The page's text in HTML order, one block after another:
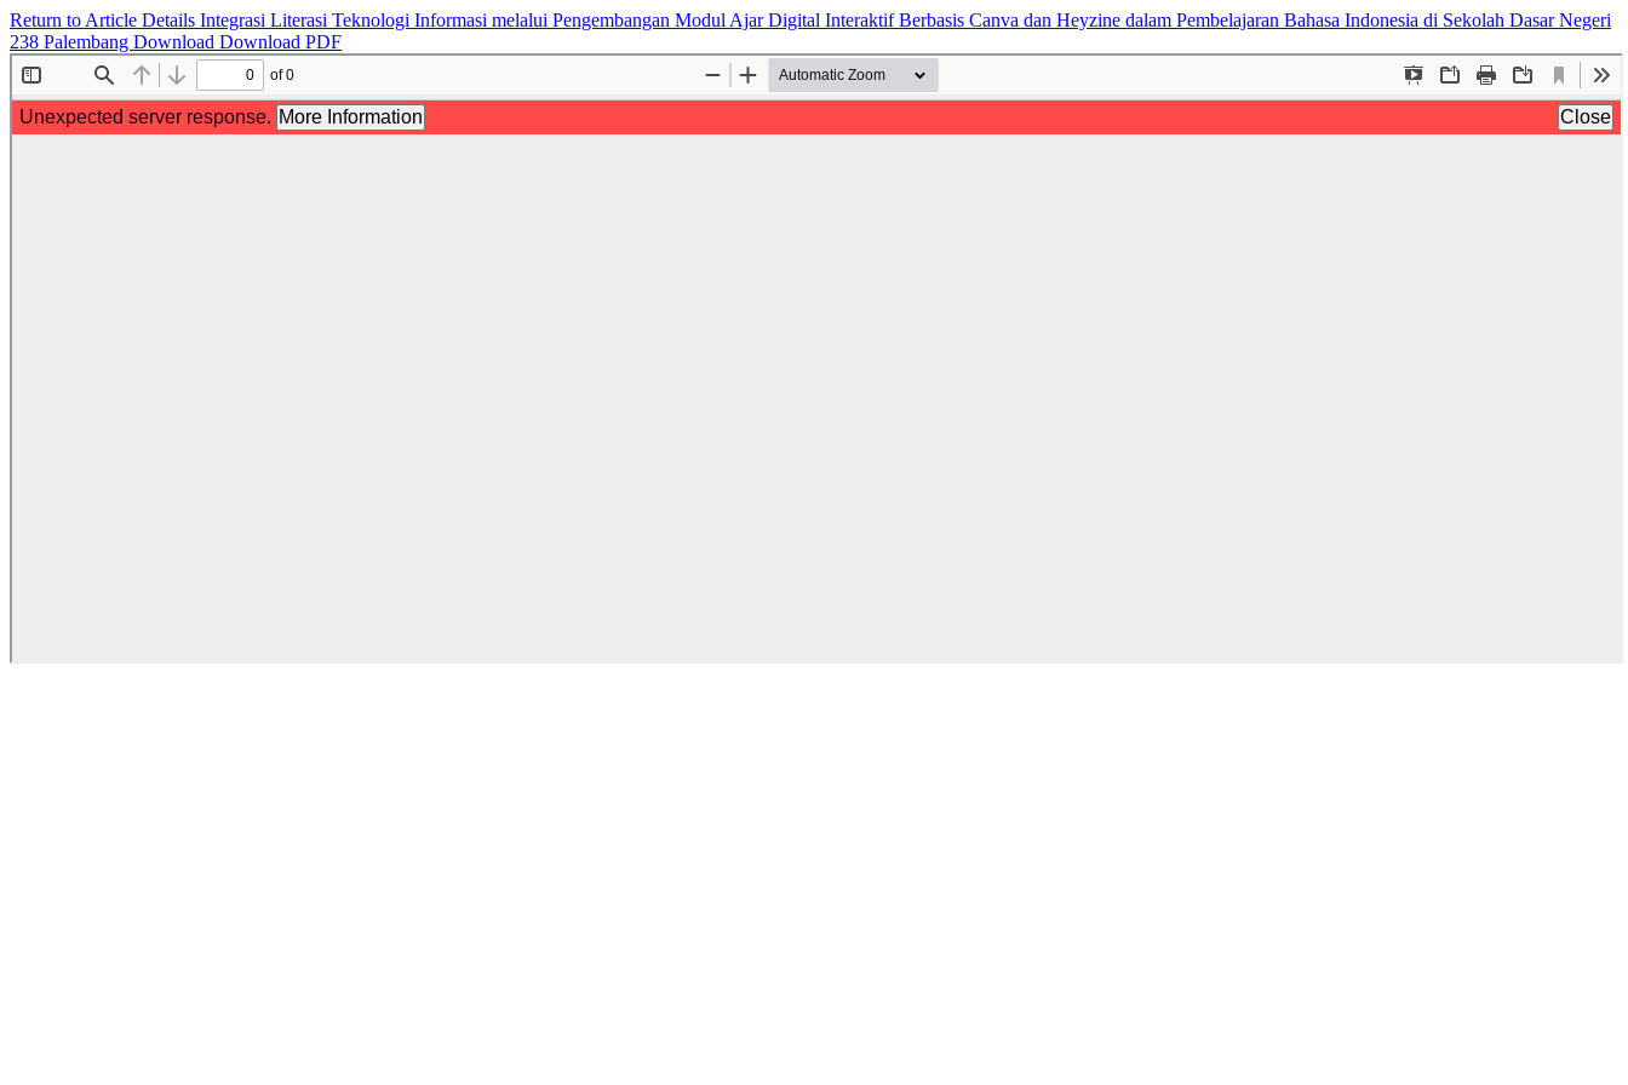
Return to Article Details Integrasi Literasi Teknologi Informasi melalui Pengembangan Modul Ajar Digital Interaktif Berbasis Canva dan Heyzine dalam Pembelajaran Bahasa Indonesia di Sekolah Dasar Negeri
238 Palembang Download Download PDF